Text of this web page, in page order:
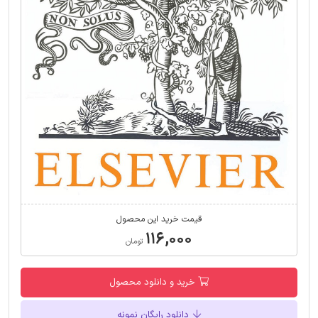
قیمت خرید این محصول
۱۱۶,۰۰۰ تومان
خرید و دانلود محصول
دانلود رایگان نمونه